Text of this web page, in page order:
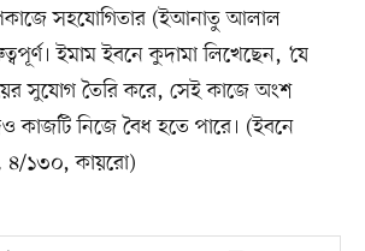
সহযোগিতার (ইআনাতু আলাল
ইমাম ইবনে কুদামা লিখেছেন, ‘যে
সুযোগ তৈরি করে, সেই কাজে অংশ
কাজটি নিজে বৈধ হতে পারে। (ইবনে
৪/১৩০, কায়রো)